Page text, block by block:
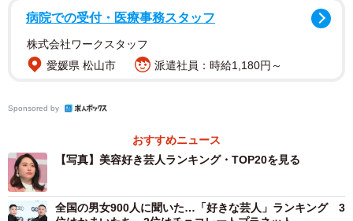
す。
【2位：丸山礼】
お笑いタレント、YouTuber。物真似を得意としており、
【3位：3時のヒロイン】
吉本興業に所属する福田麻貴さん、ゆめっちさん、かなで
さんからなるお笑いトリオ。ゆめっちの体調不良による休
病院での受付・医療事務スタッフ
株式会社ワークスタッフ
愛媛県 松山市
派遣社員：時給1,180円～
Sponsored by
おすすめニュース
【写真】美容好き芸人ランキング・TOP20を見る
全国の男女900人に聞いた…「好きな芸人」ランキング 3